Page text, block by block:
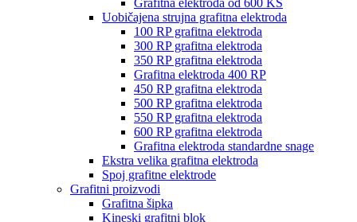
Uobičajena strujna grafitna elektroda
100 RP grafitna elektroda
300 RP grafitna elektroda
350 RP grafitna elektroda
Grafitna elektroda 400 RP
450 RP grafitna elektroda
500 RP grafitna elektroda
550 RP grafitna elektroda
600 RP grafitna elektroda
Grafitna elektroda standardne snage
Ekstra velika grafitna elektroda
Spoj grafitne elektrode
Grafitni proizvodi
Grafitna šipka
Kineski grafitni blok